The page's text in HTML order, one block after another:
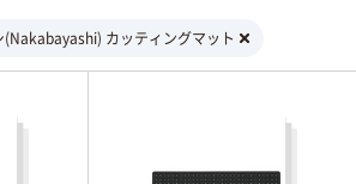
(Nakabayashi) カッティングマット